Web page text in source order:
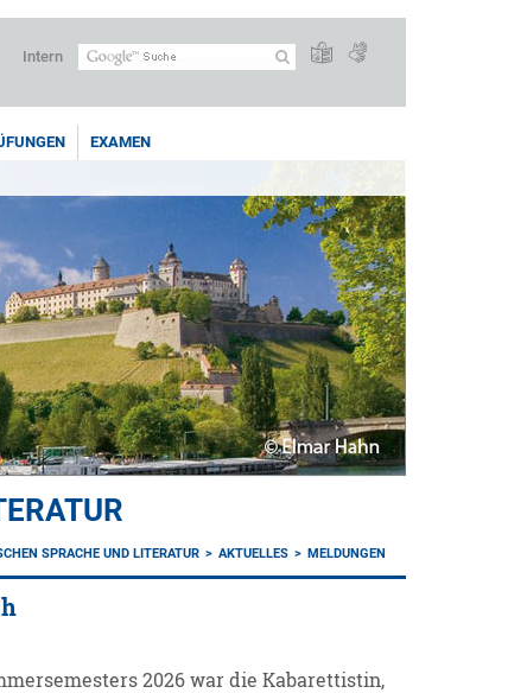
Intern
EXAMEN
SPRACHE UND LITERATUR AKTUELLES MELDUNGEN
2026 war die Kabarettistin,